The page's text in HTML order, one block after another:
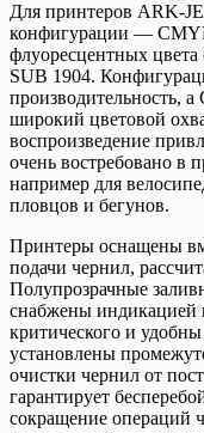
Для принтеров ARK-
конфигурации —
флуоресцентных
SUB 1904.
производительность,
широкий цветовой
воспроизведение
очень востребовано в
например для
пловцов и бегунов.
Принтеры оснащены
подачи чернил,
Полупрозрачные
снабжены индикацией
критического и
установлены
очистки чернил от
гарантирует
сокращение операций